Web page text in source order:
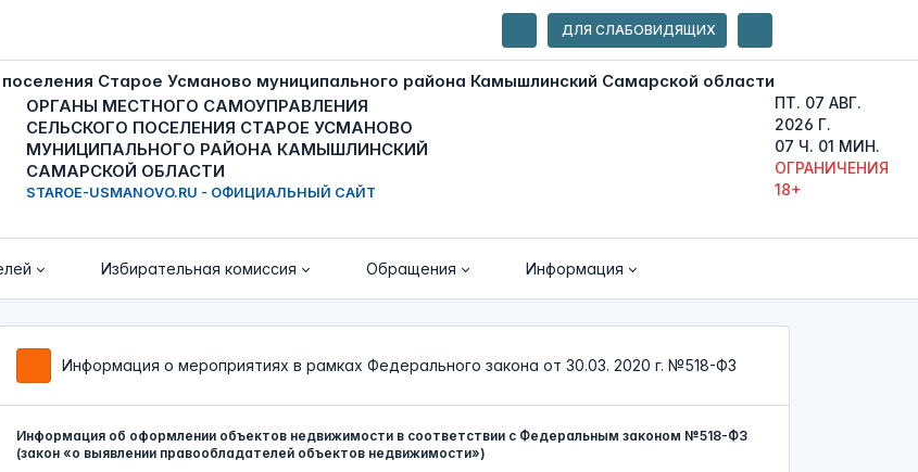
ДЛЯ СЛАБОВИДЯЩИХ
ОРГАНЫ МЕСТНОГО САМОУПРАВЛЕНИЯ
СЕЛЬСКОГО ПОСЕЛЕНИЯ СТАРОЕ УСМАНОВО
МУНИЦИПАЛЬНОГО РАЙОНА КАМЫШЛИНСКИЙ
САМАРСКОЙ ОБЛАСТИ
STAROE-USMANOVO.RU - ОФИЦИАЛЬНЫЙ САЙТ
ПТ. 07 АВГ.
2026 Г.
07 Ч. 01 МИН.
ОГРАНИЧЕНИЯ
18+
Избирательная комиссия Обращения Информация
Информация о мероприятиях в рамках Федерального закона от 30.03. 2020 г. №518-ФЗ
Информация об оформлении объектов недвижимости в соответствии с Федеральным законом №518-ФЗ
(закон «о выявлении правообладателей объектов недвижимости»)